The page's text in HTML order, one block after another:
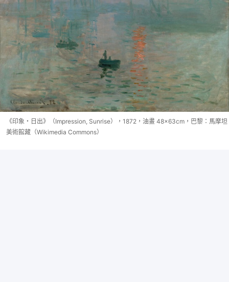
《印象・日出》（Impression, Sunrise），1872，油畫 48×63cm，巴黎：馬摩坦
美術館藏（Wikimedia Commons）